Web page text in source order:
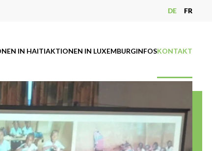
DE FR
IN HAITIAKTIONEN IN LUXEMBURGINFOSKONTAKT